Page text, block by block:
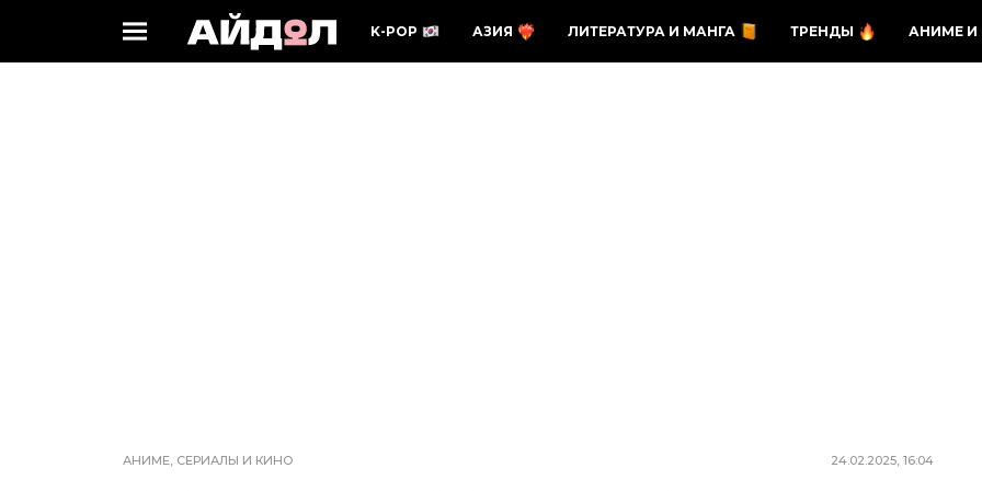
K-POP АЗИЯ ЛИТЕРАТУРА И МАНГА ТРЕНДЫ АНИМЕ И
АНИМЕ, СЕРИАЛЫ И КИНО 24.02.2025, 16:04